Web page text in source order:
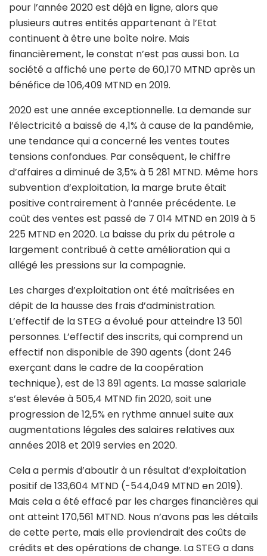
pour l’année 2020 est déjà en ligne, alors que
plusieurs autres entités appartenant à l’Etat
continuent à être une boîte noire. Mais
financièrement, le constat n’est pas aussi bon. La
société a affiché une perte de 60,170 MTND après un
bénéfice de 106,409 MTND en 2019.
2020 est une année exceptionnelle. La demande sur
l’électricité a baissé de 4,1% à cause de la pandémie,
une tendance qui a concerné les ventes toutes
tensions confondues. Par conséquent, le chiffre
d’affaires a diminué de 3,5% à 5 281 MTND. Même hors
subvention d’exploitation, la marge brute était
positive contrairement à l’année précédente. Le
coût des ventes est passé de 7 014 MTND en 2019 à 5
225 MTND en 2020. La baisse du prix du pétrole a
largement contribué à cette amélioration qui a
allégé les pressions sur la compagnie.
Les charges d’exploitation ont été maîtrisées en
dépit de la hausse des frais d’administration.
L’effectif de la STEG a évolué pour atteindre 13 501
personnes. L’effectif des inscrits, qui comprend un
effectif non disponible de 390 agents (dont 246
exerçant dans le cadre de la coopération
technique), est de 13 891 agents. La masse salariale
s’est élevée à 505,4 MTND fin 2020, soit une
progression de 12,5% en rythme annuel suite aux
augmentations légales des salaires relatives aux
années 2018 et 2019 servies en 2020.
Cela a permis d’aboutir à un résultat d’exploitation
positif de 133,604 MTND (-544,049 MTND en 2019).
Mais cela a été effacé par les charges financières qui
ont atteint 170,561 MTND. Nous n’avons pas les détails
de cette perte, mais elle proviendrait des coûts de
crédits et des opérations de change. La STEG a dans